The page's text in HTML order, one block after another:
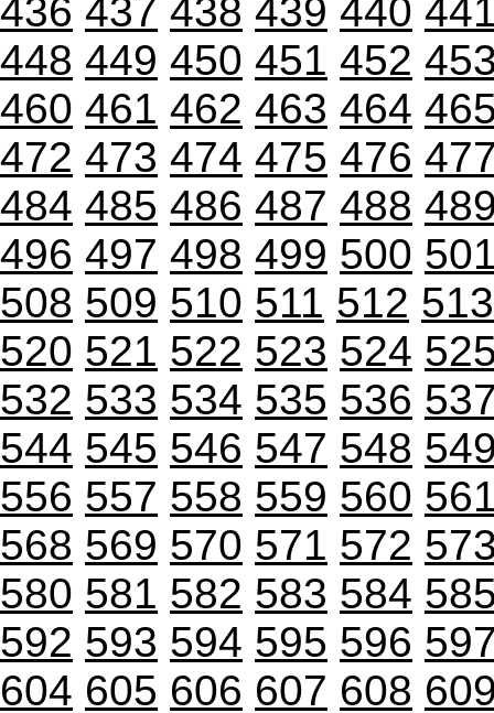
436 437 438 439 440
448 449 450 451 452
460 461 462 463 464
472 473 474 475 476
484 485 486 487 488
496 497 498 499 500
508 509 510 511 512 513
520 521 522 523 524
532 533 534 535 536
544 545 546 547 548
556 557 558 559 560
568 569 570 571 572
580 581 582 583 584
592 593 594 595 596
604 605 606 607 608